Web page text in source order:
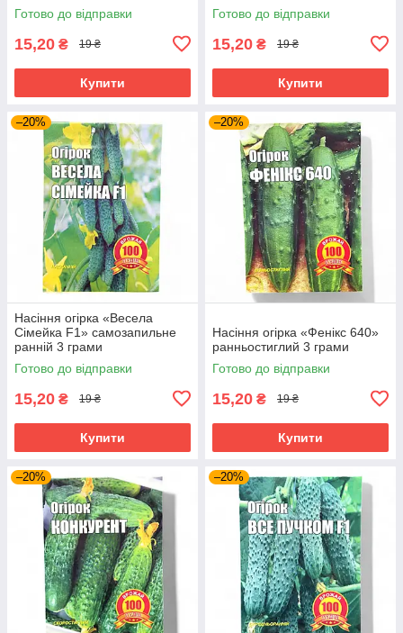
Готово до відправки
15,20 ₴ 19 ₴
Купити
Готово до відправки
15,20 ₴ 19 ₴
Купити
–20%
Насіння огірка «Весела
Сімейка F1» самозапильне
ранній 3 грами
Готово до відправки
15,20 ₴ 19 ₴
Купити
–20%
Насіння огірка «Фенікс 640»
ранньостиглий 3 грами
Готово до відправки
15,20 ₴ 19 ₴
Купити
–20% –20%